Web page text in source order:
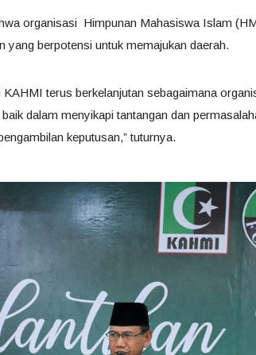
organisasi Himpunan Mahasiswa Islam
yang berpotensi untuk memajukan daerah.
KAHMI terus berkelanjutan sebagaimana
dalam menyikapi tantangan dan
keputusan,” tuturnya.